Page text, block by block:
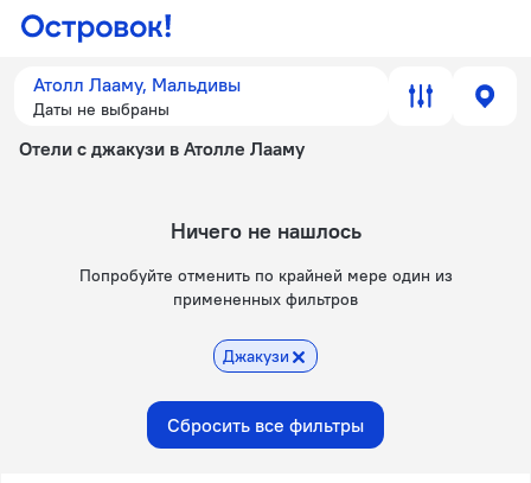
Атолл Лааму, Мальдивы
Даты не выбраны
Отели с джакузи в Атолле Лааму
Ничего не нашлось
Попробуйте отменить по крайней мере один из
примененных фильтров
Джакузи
Сбросить все фильтры